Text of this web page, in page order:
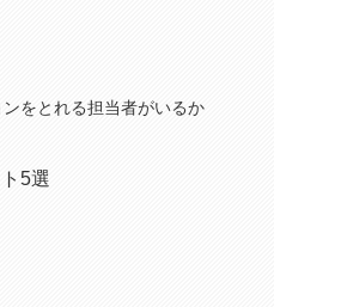
をとれる担当者がいるか
5選